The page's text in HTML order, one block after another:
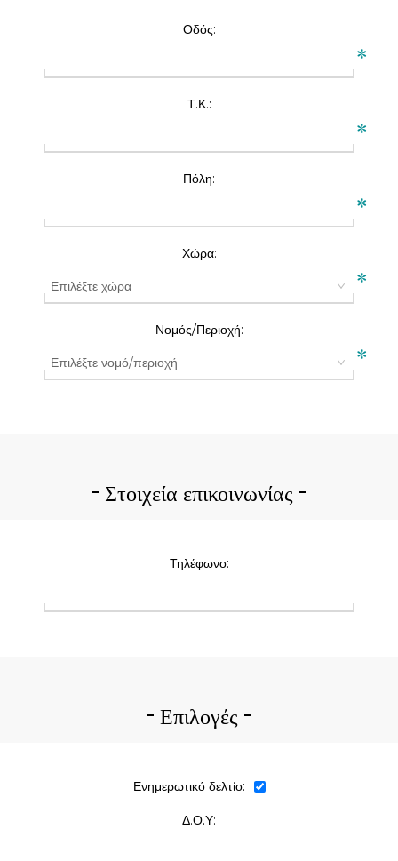
Οδός:
*
Τ.Κ.:
*
Πόλη:
*
Χώρα:
*
Νομός/Περιοχή:
*
Στοιχεία επικοινωνίας
Τηλέφωνο:
Επιλογές
Ενημερωτικό δελτίο:
Δ.Ο.Υ: